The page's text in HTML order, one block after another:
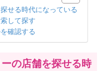
せる時代になっている
して探す
確認する
の店舗を探せる時